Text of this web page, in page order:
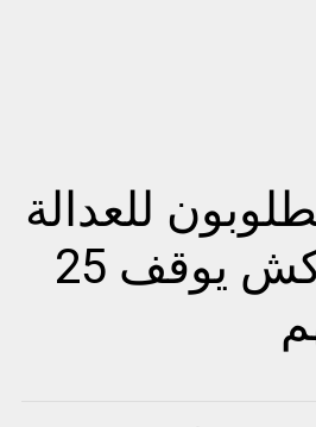
للعدالة
.. أمن مراكش يوقف 25